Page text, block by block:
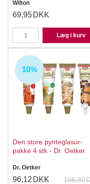
Wilton
69,95 DKK
Læg i kurv
UDSOLGT
10%
Den store pynteglasur-
pakke 4 stk - Dr. Oetker
Dr. Oetker
106,80
96,12 DKK